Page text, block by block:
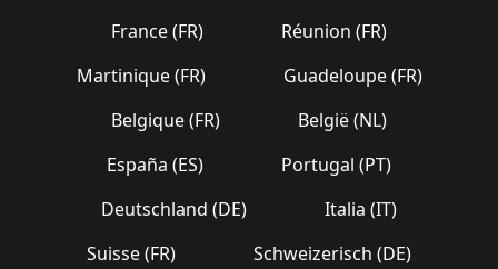
France (FR)
Réunion (FR)
Martinique (FR)
Guadeloupe (FR)
Belgique (FR)
België (NL)
España (ES)
Portugal (PT)
Deutschland (DE)
Italia (IT)
Suisse (FR)
Schweizerisch (DE)